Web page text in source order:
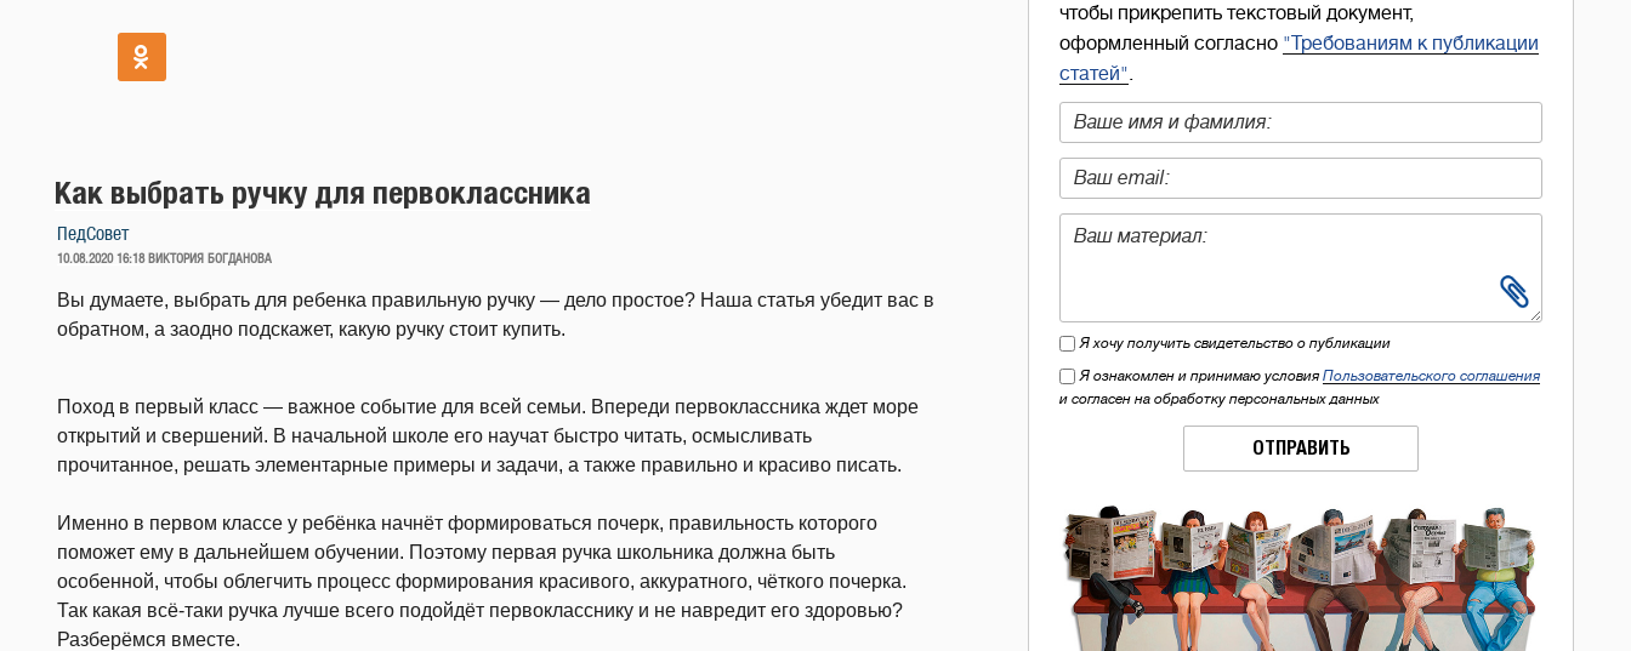
Как выбрать ручку для первоклассника
ПедСовет
ОПУБЛИКОВАНО
10.08.2020 16:18 ВИКТОРИЯ БОГДАНОВА
Вы думаете, выбрать для ребенка правильную ручку — дело простое? Наша статья убедит вас в
обратном, а заодно подскажет, какую ручку стоит купить.
Поход в первый класс — важное событие для всей семьи. Впереди первоклассника ждет море
открытий и свершений. В начальной школе его научат быстро читать, осмысливать
прочитанное, решать элементарные примеры и задачи, а также правильно и красиво писать.
Именно в первом классе у ребёнка начнёт формироваться почерк, правильность которого
поможет ему в дальнейшем обучении. Поэтому первая ручка школьника должна быть
особенной, чтобы облегчить процесс формирования красивого, аккуратного, чёткого почерка.
Так какая всё-таки ручка лучше всего подойдёт первокласснику и не навредит его здоровью?
Разберёмся вместе.
чтобы прикрепить текстовый документ,
оформленный согласно "Требованиям к публикации
статей"
Я хочу получить свидетельство о публикации
Я ознакомлен и принимаю условия Пользовательского соглашения
и согласен на обработку персональных данных
ОТПРАВИТЬ